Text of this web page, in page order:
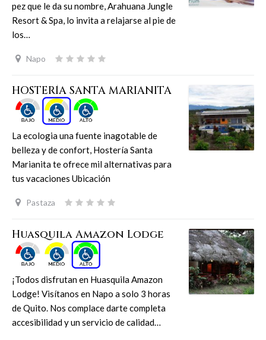
pez que le da su nombre, Arahuana Jungle
Resort & Spa, lo invita a relajarse al pie de
los…
Napo
HOSTERÍA SANTA MARIANITA
La ecologia una fuente inagotable de
belleza y de confort, Hostería Santa
Marianita te ofrece mil alternativas para
tus vacaciones Ubicación
Pastaza
Huasquila Amazon Lodge
¡Todos disfrutan en Huasquila Amazon
Lodge! Visítanos en Napo a solo 3 horas
de Quito. Nos complace darte completa
accesibilidad y un servicio de calidad…